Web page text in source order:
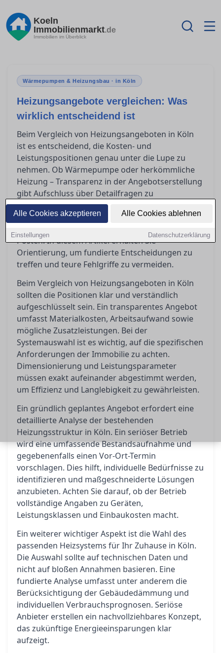
Alle Cookies akzeptieren Alle Cookies ablehnen
Einstellungen Datenschutzerklärung
Koeln
Immobilienmarkt.de
Immobilien im Überblick
Wärmepumpen & Heizungsbau · in Köln
Heizungsangebote vergleichen: Was
wirklich entscheidend ist
Beim Vergleich von Heizungsangeboten in Köln
ist es entscheidend, die Kosten- und
Leistungspositionen genau unter die Lupe zu
nehmen. Ob Wärmepumpe oder herkömmliche
Heizung – Transparenz in der Angebotserstellung
gibt Aufschluss über Detailfragen zu
Systemauswahl und Dimensionierung. Ein
gründlich geplantes Angebot erkennt man an
Posten. In diesem Artikel erhalten Sie
Orientierung, um fundierte Entscheidungen zu
treffen und teure Fehlgriffe zu vermeiden.
Beim Vergleich von Heizungsangeboten in Köln
sollten die Positionen klar und verständlich
aufgeschlüsselt sein. Ein transparentes Angebot
umfasst Materialkosten, Arbeitsaufwand sowie
mögliche Zusatzleistungen. Bei der
Systemauswahl ist es wichtig, auf die spezifischen
Anforderungen der Immobilie zu achten.
Dimensionierung und Leistungsparameter
müssen exakt aufeinander abgestimmt werden,
um Effizienz und Langlebigkeit zu gewährleisten.
Ein gründlich geplantes Angebot erfordert eine
detaillierte Analyse der bestehenden
Heizungsstruktur in Köln. Ein seriöser Betrieb
wird eine umfassende Bestandsaufnahme und
gegebenenfalls einen Vor-Ort-Termin
vorschlagen. Dies hilft, individuelle Bedürfnisse zu
identifizieren und maßgeschneiderte Lösungen
anzubieten. Achten Sie darauf, ob der Betrieb
vollständige Angaben zu Geräten,
Leistungsklassen und Einbaukosten macht.
Ein weiterer wichtiger Aspekt ist die Wahl des
passenden Heizsystems für Ihr Zuhause in Köln.
Die Auswahl sollte auf technischen Daten und
nicht auf bloßen Annahmen basieren. Eine
fundierte Analyse umfasst unter anderem die
Berücksichtigung der Gebäudedämmung und
individuellen Verbrauchsprognosen. Seriöse
Anbieter erstellen ein nachvollziehbares Konzept,
das zukünftige Energieeinsparungen klar
aufzeigt.